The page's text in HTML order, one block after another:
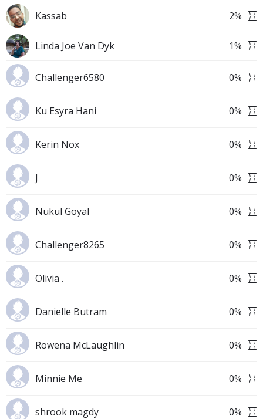
Kassab 2%
Linda Joe Van Dyk 1%
Challenger6580 0%
Ku Esyra Hani 0%
Kerin Nox 0%
J 0%
Nukul Goyal 0%
Challenger8265 0%
Olivia . 0%
Danielle Butram 0%
Rowena McLaughlin 0%
Minnie Me 0%
shrook magdy 0%